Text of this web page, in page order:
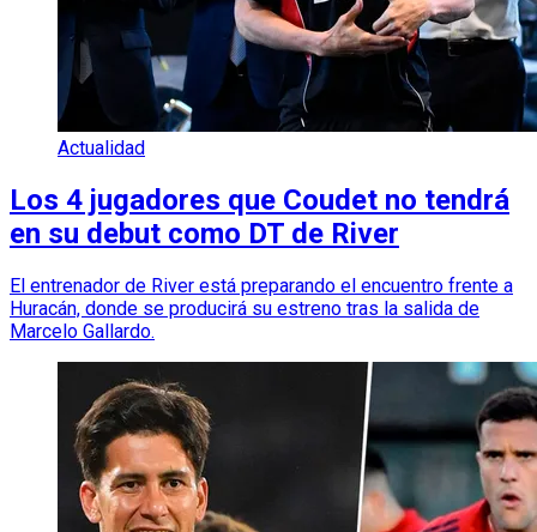
Actualidad
Los 4 jugadores que Coudet no tendrá
en su debut como DT de River
El entrenador de River está preparando el encuentro frente a
Huracán, donde se producirá su estreno tras la salida de
Marcelo Gallardo.